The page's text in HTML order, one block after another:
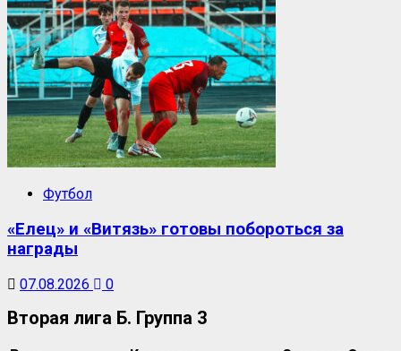
Футбол
«Елец» и «Витязь» готовы побороться за
награды
07.08.2026 0
Вторая лига Б. Группа 3